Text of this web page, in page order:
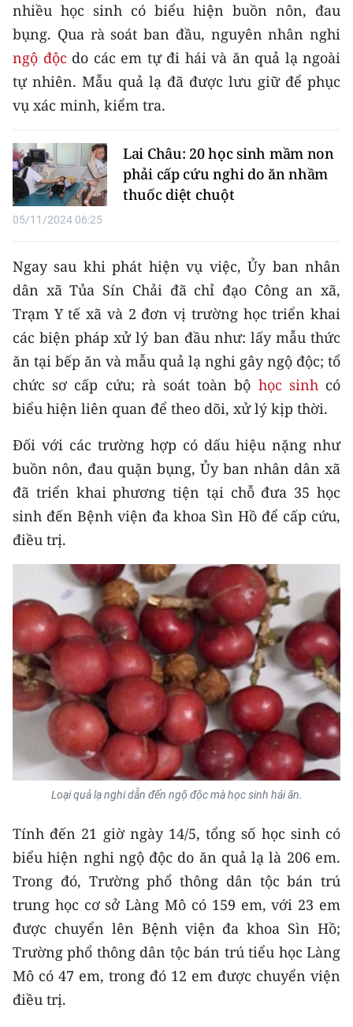
54 DÂN TỘC VIỆT NAM
CHƯƠNG TRÌNH OCOP - MỖI XÃ
MỘT SẢN PHẨM
MEDIA CENTER
E-Magazine
Media Chính trị
Media Kinh tế
Media Văn hóa
Media Xã hội
Media Pháp luật
Media Du lịch
Media Thế giới
Media Thể thao
Media Y tế
Media Khoa học - Công nghệ
Media Môi trường
Ảnh
Infographic
TIN MỚI
Trung du và miền núi phía Bắc
Đồng bằng sông Hồng
Bắc Trung Bộ
Duyên hải Nam Trung Bộ và Tây
Nguyên
Đông Nam Bộ
nhiều học sinh có biểu hiện buồn nôn, đau
bụng. Qua rà soát ban đầu, nguyên nhân nghi
ngộ độc do các em tự đi hái và ăn quả lạ ngoài
tự nhiên. Mẫu quả lạ đã được lưu giữ để phục
vụ xác minh, kiểm tra.
Lai Châu: 20 học sinh mầm non
phải cấp cứu nghi do ăn nhầm
thuốc diệt chuột
05/11/2024 06:25
Ngay sau khi phát hiện vụ việc, Ủy ban nhân
dân xã Tủa Sín Chải đã chỉ đạo Công an xã,
Trạm Y tế xã và 2 đơn vị trường học triển khai
các biện pháp xử lý ban đầu như: lấy mẫu thức
ăn tại bếp ăn và mẫu quả lạ nghi gây ngộ độc; tổ
chức sơ cấp cứu; rà soát toàn bộ học sinhcó
biểu hiện liên quan để theo dõi, xử lý kịp thời.
Đối với các trường hợp có dấu hiệu nặng như
buồn nôn, đau quặn bụng, Ủy ban nhân dân xã
đã triển khai phương tiện tại chỗ đưa 35 học
sinh đến Bệnh viện đa khoa Sìn Hồ để cấp cứu,
điều trị.
Loại quả lạ nghi dẫn đến ngộ độc mà học sinh hái ăn.
Tính đến 21 giờ ngày 14/5, tổng số học sinh có
biểu hiện nghi ngộ độc do ăn quả lạ là 206 em.
Trong đó, Trường phổ thông dân tộc bán trú
trung học cơ sở Làng Mô có 159 em, với 23 em
được chuyển lên Bệnh viện đa khoa Sìn Hồ;
Trường phổ thông dân tộc bán trú tiểu học Làng
Mô có 47 em, trong đó 12 em được chuyển viện
điều trị.